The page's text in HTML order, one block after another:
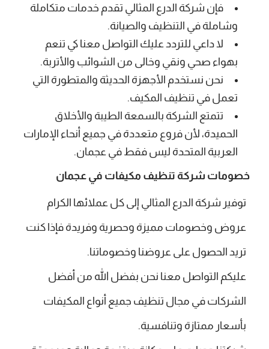
فإن شركة الدرع المثالي تقدم خدمات متكاملة
وشاملة في التنظيف والصيانة.
لا داعي للتردد عليك التواصل معنا كي تنعم
بهواء صحي ونقي وخالى من الشوائب والأتربة.
نحن نستخدم الأجهزة الحديثة والمتطورة التي
تعمل في تنظيف المكيف.
تتمتع الشركة بالسمعة الطيبة والأخلاق
الحميدة، لأن فروع متعددة في جميع أنحاء الإمارات
العربية المتحدة ليس فقط في عجمان.
خصومات شركة تنظيف مكيفات في عجمان
توفير شركة الدرع المثالي إلى كل عملائها الكرام
عروض وخصومات مميزة وحصرية وفريدة فإذا كنت
تريد الحصول على عروضنا وخصوماتنا.
عليكم التواصل معنا نحن بفضل الله من أفضل
الشركات في مجال تنظيف جميع أنواع المكيفات
بأسعار ممتازة وتنافسية.